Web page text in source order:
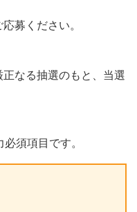
募ください。
なる抽選のもと、当選
須項目です。